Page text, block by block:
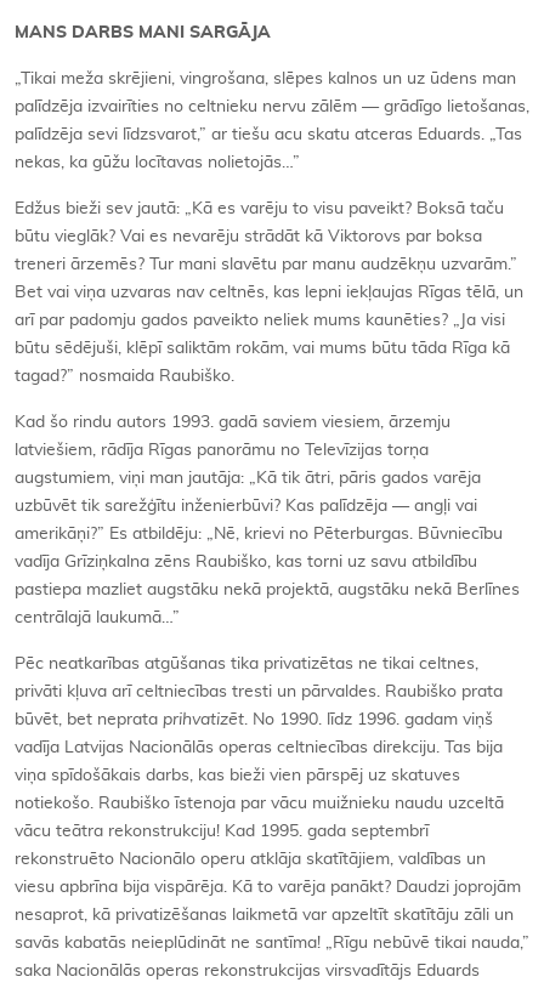
MANS DARBS MANI SARGĀJA
„Tikai meža skrējieni, vingrošana, slēpes kalnos un uz ūdens man
palīdzēja izvairīties no celtnieku nervu zālēm — grādīgo lietošanas,
palīdzēja sevi līdzsvarot,” ar tiešu acu skatu atceras Eduards. „Tas
nekas, ka gūžu locītavas nolietojās…”
Edžus bieži sev jautā: „Kā es varēju to visu paveikt? Boksā taču
būtu vieglāk? Vai es nevarēju strādāt kā Viktorovs par boksa
treneri ārzemēs? Tur mani slavētu par manu audzēkņu uzvarām.”
Bet vai viņa uzvaras nav celtnēs, kas lepni iekļaujas Rīgas tēlā, un
arī par padomju gados paveikto neliek mums kaunēties? „Ja visi
būtu sēdējuši, klēpī saliktām rokām, vai mums būtu tāda Rīga kā
tagad?” nosmaida Raubiško.
Kad šo rindu autors 1993. gadā saviem viesiem, ārzemju
latviešiem, rādīja Rīgas panorāmu no Televīzijas torņa
augstumiem, viņi man jautāja: „Kā tik ātri, pāris gados varēja
uzbūvēt tik sarežģītu inženierbūvi? Kas palīdzēja — angļi vai
amerikāņi?” Es atbildēju: „Nē, krievi no Pēterburgas. Būvniecību
vadīja Grīziņkalna zēns Raubiško, kas torni uz savu atbildību
pastiepa mazliet augstāku nekā projektā, augstāku nekā Berlīnes
centrālajā laukumā…”
Pēc neatkarības atgūšanas tika privatizētas ne tikai celtnes,
privāti kļuva arī celtniecības tresti un pārvaldes. Raubiško prata
būvēt, bet neprata prihvatizēt. No 1990. līdz 1996. gadam viņš
vadīja Latvijas Nacionālās operas celtniecības direkciju. Tas bija
viņa spīdošākais darbs, kas bieži vien pārspēj uz skatuves
notiekošo. Raubiško īstenoja par vācu muižnieku naudu uzceltā
vācu teātra rekonstrukciju! Kad 1995. gada septembrī
rekonstruēto Nacionālo operu atklāja skatītājiem, valdības un
viesu apbrīna bija vispārēja. Kā to varēja panākt? Daudzi joprojām
nesaprot, kā privatizēšanas laikmetā var apzeltīt skatītāju zāli un
savās kabatās neieplūdināt ne santīma! „Rīgu nebūvē tikai nauda,”
saka Nacionālās operas rekonstrukcijas virsvadītājs Eduards